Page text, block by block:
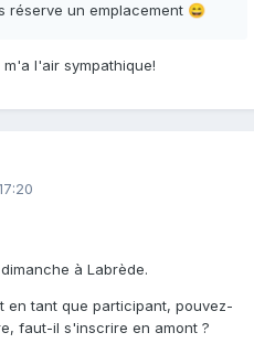
réserve un emplacement 😄
l'air sympathique!
à Labrède.
en tant que participant, pouvez-
faut-il s'inscrire en amont ?